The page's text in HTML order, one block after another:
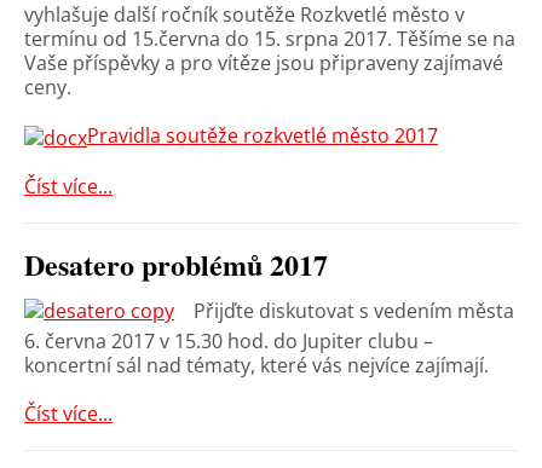
vyhlašuje další ročník soutěže Rozkvetlé město v
termínu od 15.června do 15. srpna 2017. Těšíme se na
Vaše příspěvky a pro vítěze jsou připraveny zajímavé
ceny.
Pravidla soutěže rozkvetlé město 2017
Číst více...
Desatero problémů 2017
Přijďte diskutovat s vedením města
6. června 2017 v 15.30 hod. do Jupiter clubu –
koncertní sál nad tématy, které vás nejvíce zajímají.
Číst více...